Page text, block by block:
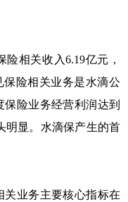
相关收入6.19亿元，
保险相关业务是水滴公
险业务经营利润达到
明显。水滴保产生的首
关业务主要核心指标在